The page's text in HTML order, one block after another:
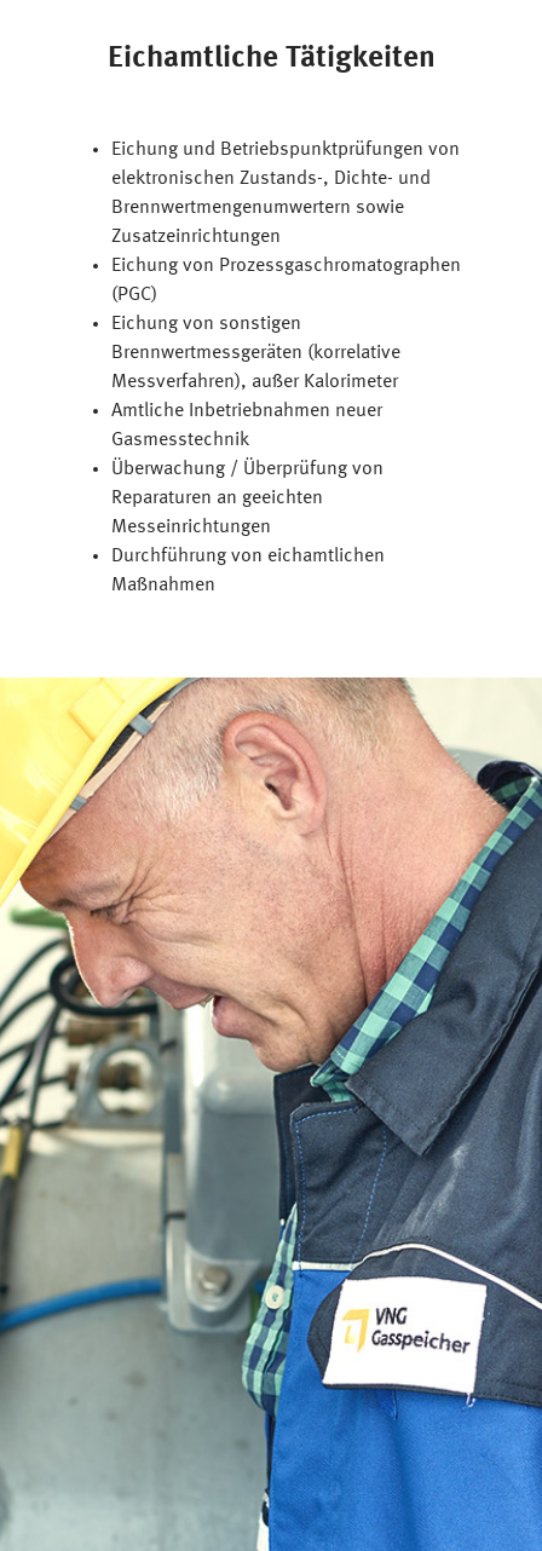
Eichamtliche Tätigkeiten
Eichung und Betriebspunktprüfungen von
elektronischen Zustands-, Dichte- und
Brennwertmengenumwertern sowie
Zusatzeinrichtungen
Eichung von Prozessgaschromatographen
(PGC)
Eichung von sonstigen
Brennwertmessgeräten (korrelative
Messverfahren), außer Kalorimeter
Amtliche Inbetriebnahmen neuer
Gasmesstechnik
Überwachung / Überprüfung von
Reparaturen an geeichten
Messeinrichtungen
Durchführung von eichamtlichen
Maßnahmen